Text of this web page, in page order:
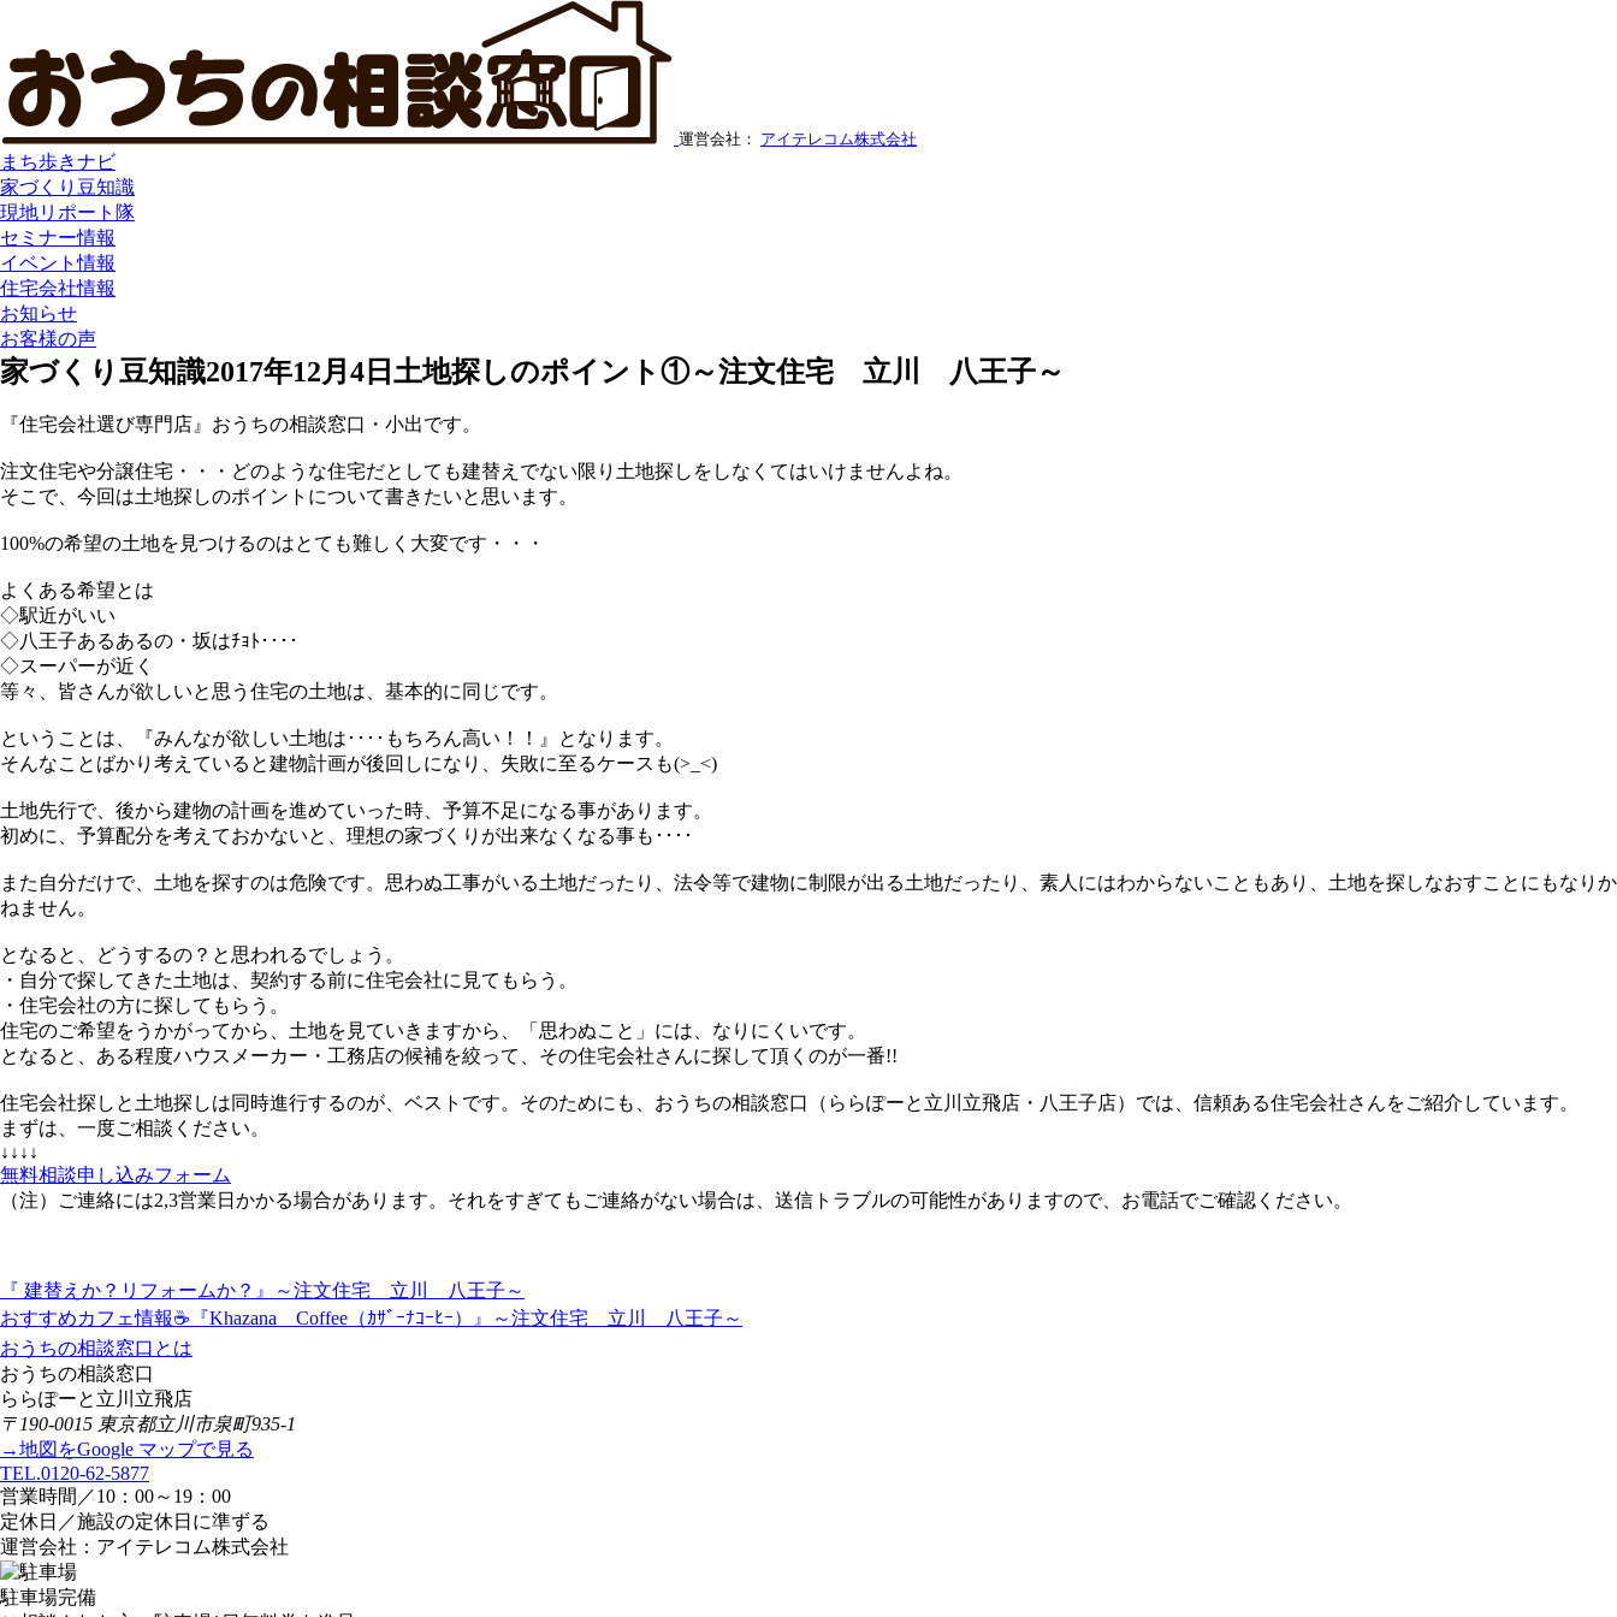
運営会社： アイテレコム株式会社
まち歩きナビ
家づくり豆知識
現地リポート隊
セミナー情報
イベント情報
住宅会社情報
お知らせ
お客様の声
家づくり豆知識2017年12月4日 土地探しのポイント①～注文住宅 立川 八王子～
『住宅会社選び専門店』おうちの相談窓口・小出です。
注文住宅や分譲住宅・・・どのような住宅だとしても建替えでない限り土地探しをしなくてはいけませんよね。
そこで、今回は土地探しのポイントについて書きたいと思います。
100%の希望の土地を見つけるのはとても難しく大変です・・・
よくある希望とは
◇駅近がいい
◇八王子あるあるの・坂はﾁｮﾄ････
◇スーパーが近く
等々、皆さんが欲しいと思う住宅の土地は、基本的に同じです。
ということは、『みんなが欲しい土地は････もちろん高い！！』となります。
そんなことばかり考えていると建物計画が後回しになり、失敗に至るケースも(>_<)
土地先行で、後から建物の計画を進めていった時、予算不足になる事があります。
初めに、予算配分を考えておかないと、理想の家づくりが出来なくなる事も････
また自分だけで、土地を探すのは危険です。思わぬ工事がいる土地だったり、法令等で建物に制限が出る土地だったり、素人にはわからないこともあり、土地を探しなおすことにもなりか
ねません。
となると、どうするの？と思われるでしょう。
・自分で探してきた土地は、契約する前に住宅会社に見てもらう。
・住宅会社の方に探してもらう。
住宅のご希望をうかがってから、土地を見ていきますから、「思わぬこと」には、なりにくいです。
となると、ある程度ハウスメーカー・工務店の候補を絞って、その住宅会社さんに探して頂くのが一番!!
住宅会社探しと土地探しは同時進行するのが、ベストです。そのためにも、おうちの相談窓口（ららぽーと立川立飛店・八王子店）では、信頼ある住宅会社さんをご紹介しています。
まずは、一度ご相談ください。
↓↓↓↓
無料相談申し込みフォーム
（注）ご連絡には2,3営業日かかる場合があります。それをすぎてもご連絡がない場合は、送信トラブルの可能性がありますので、お電話でご確認ください。
『 建替えか？リフォームか？』～注文住宅 立川 八王子～
おすすめカフェ情報☕『Khazana Coffee（ｶｻﾞｰﾅｺｰﾋｰ）』～注文住宅 立川 八王子～
おうちの相談窓口とは
おうちの相談窓口
ららぽーと立川立飛店
〒190-0015 東京都立川市泉町935-1
→地図をGoogle マップで見る
TEL.0120-62-5877
営業時間／10：00～19：00
定休日／施設の定休日に準ずる
運営会社：アイテレコム株式会社
駐車場完備